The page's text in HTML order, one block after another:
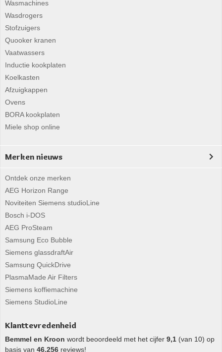
Wasmachines
Wasdrogers
Stofzuigers
Quooker kranen
Vaatwassers
Inductie kookplaten
Koelkasten
Afzuigkappen
Ovens
BORA kookplaten
Miele shop online
Merken nieuws
Ontdek onze merken
AEG Horizon Range
Noviteiten Siemens studioLine
Bosch i-DOS
AEG ProSteam
Samsung Eco Bubble
Siemens glassdraftAir
Samsung QuickDrive
PlasmaMade Air Filters
Siemens koffiemachine
Siemens StudioLine
Klanttevredenheid
Bemmel en Kroon wordt beoordeeld met het cijfer 9,1 (van 10) op
basis van 46.256 reviews!